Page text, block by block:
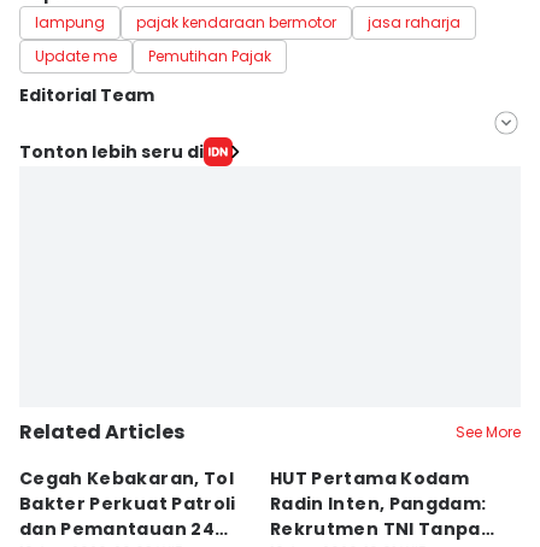
lampung pajak kendaraan bermotor
jasa raharja
Update me
Pemutihan Pajak
Editorial Team
Editor
Tonton lebih seru di
Related Articles See More
Cegah Kebakaran, Tol
Bakter Perkuat Patroli
dan Pemantauan 24
HUT Pertama Kodam
Radin Inten, Pangdam:
Rekrutmen TNI Tanpa